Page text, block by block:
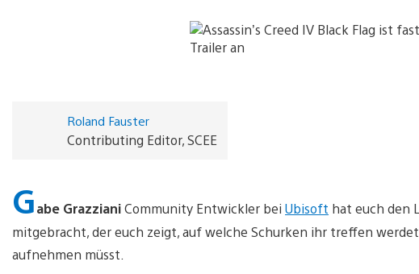
Roland Fauster
Contributing Editor, SCEE
Gabe GrazzianiCommunity Entwickler bei Ubisoft hat euch den
mitgebracht, der euch zeigt, auf welche Schurken ihr treffen
aufnehmen müsst.